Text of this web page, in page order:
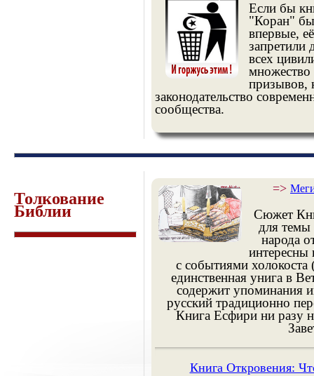
Если бы
"Коран"
впервые,
запретили
всех
множество
призывов,
законодательство
сообщества.
Толкование
Библии
=>
Сюжет
для
народа
интересны
с событиями
единственная унига в
содержит упоминания
русский традиционно
Книга Есфири ни разу
Книга Откровения: